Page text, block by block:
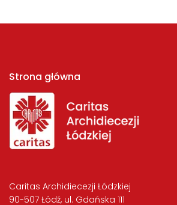
Strona główna
Caritas Archidiecezji Łódzkiej
90-507 Łódź, ul. Gdańska 111